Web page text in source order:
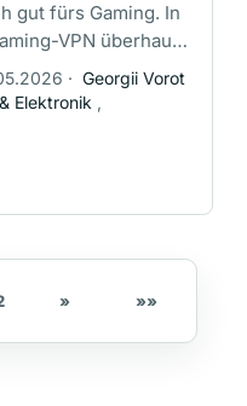
gut fürs Gaming. In
VPN überhaupt
(Ethernet), ein
· Georgii Vorot
Elektronik ,
» »»